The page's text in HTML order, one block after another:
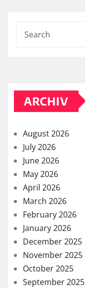
ARCHIV
August 2026
July 2026
June 2026
May 2026
April 2026
March 2026
February 2026
January 2026
December 2025
November 2025
October 2025
September 2025